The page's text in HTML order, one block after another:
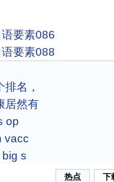
要素086
要素088
名，
居然有
op
vacc
s
热点 下